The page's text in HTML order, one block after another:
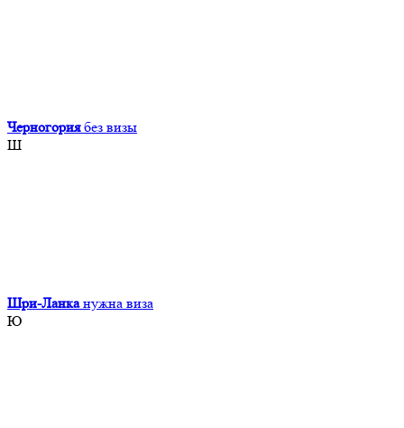
Черногория без визы
Ш
Шри-Ланка нужна виза
Ю